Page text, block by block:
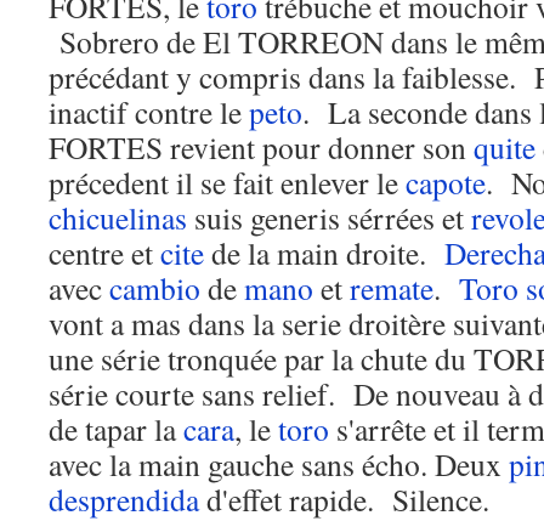
Sobrero de El TORREON dans le
précédant y compris dans la faiblesse.
inactif contre lepeto. La seconde
FORTES revient pour donner sonquite
précedent il se fait enlever lecapote.
chicuelinas suis generis sérrées et
centre etcitede la main droite.
aveccambio demano etremate. Toro
vont a mas dans la serie droitère
une série tronquée par la chute du
série courte sans relief. De nouveau à
de tapar lacara, letoro s'arrête et il
avec la main gauche sans écho. Deux
desprendidad'effet rapide. Silence.